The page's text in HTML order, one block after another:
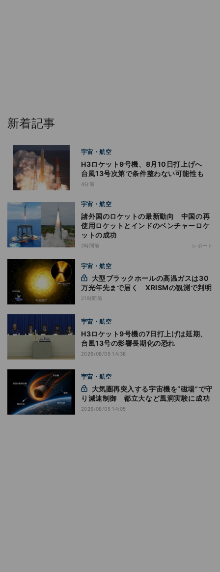
新着記事
宇宙・航空
H3ロケット9号機、8月10日打上げへ
台風13号次第で条件整わない可能性も
4分前
宇宙・航空
諸外国のロケットの最新動向 中国の再
使用ロケットとインドのベンチャーロケ
ットの成功
2時間前 レポート
宇宙・航空
万光年先まで届く XRISMの観測で判明
21時間前
宇宙・航空
H3ロケット9号機の7日打上げは延期、
台風13号の影響長期化の恐れ
2026/08/05 14:38
宇宙・航空
り減速制御 都立大など風洞実験に成功
2026/08/05 14:05